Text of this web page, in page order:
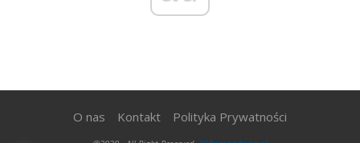
O nas Kontakt Polityka Prywatności